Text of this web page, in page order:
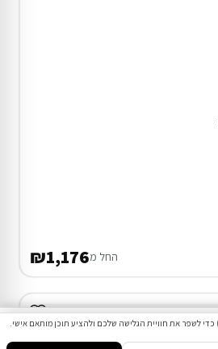
החל מ₪1,176